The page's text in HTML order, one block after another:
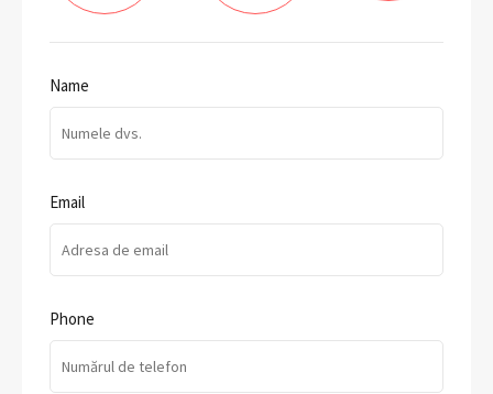
Name
Email
Phone